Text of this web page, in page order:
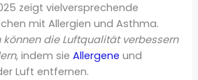
zeigt vielversprechende
mit Allergien und Asthma.
können die Luftqualität verbessern
, indem sieAllergene und
Luft entfernen.